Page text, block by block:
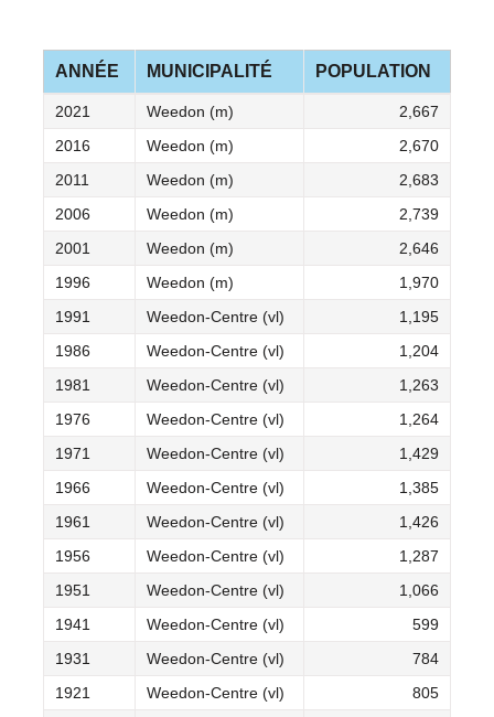
ANNÉE MUNICIPALITÉ POPULATION
2021 Weedon (m)
2,667
2016
Weedon (m)
2,670
2011
Weedon (m)
2,683
2006
Weedon (m)
2,739
2001
Weedon (m)
2,646
1996
Weedon (m)
1,970
1991
Weedon-Centre (vl)
1,195
1986
Weedon-Centre (vl)
1,204
1981
Weedon-Centre (vl)
1,263
1976
Weedon-Centre (vl)
1,264
1971
Weedon-Centre (vl)
1,429
1966
Weedon-Centre (vl)
1,385
1961
Weedon-Centre (vl)
1,426
1956
Weedon-Centre (vl)
1,287
1951
Weedon-Centre (vl)
1,066
1941
Weedon-Centre (vl)
599
1931
Weedon-Centre (vl)
784
1921
Weedon-Centre (vl)
805